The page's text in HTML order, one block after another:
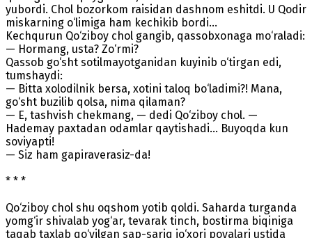
yubordi. Chol bozorkom raisidan dashnom eshitdi. U Qodir
miskarning o‘limiga ham kechikib bordi...
Kechqurun Qo‘ziboy chol gangib, qassobxonaga mo‘raladi:
— Hormang, usta? Zo‘rmi?
Qassob go‘sht sotilmayotganidan kuyinib o‘tirgan edi,
tumshaydi:
— Bitta xolodilnik bersa, xotini taloq bo‘ladimi?! Mana,
go‘sht buzilib qolsa, nima qilaman?
— E, tashvish chekmang, — dedi Qo‘ziboy chol. —
Hademay paxtadan odamlar qaytishadi... Buyoqda kun
soviyapti!
— Siz ham gapiraverasiz-da!
* * *
Qo‘ziboy chol shu oqshom yotib qoldi. Saharda turganda
yomg‘ir shivalab yog‘ar, tevarak tinch, bostirma biqiniga
taqab taxlab qo‘yilgan sap-sariq jo‘xori poyalari ustida